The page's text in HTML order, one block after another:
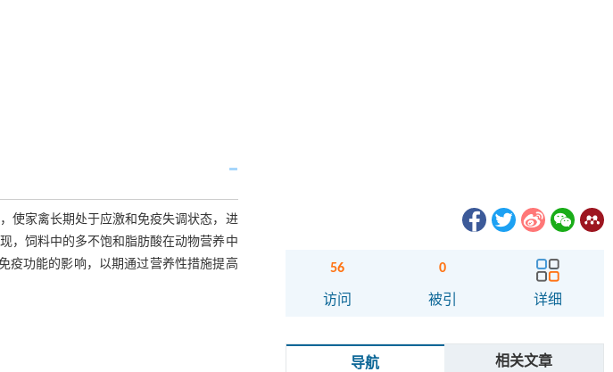
使家禽长期处于应激和免疫失调状态，进
，饲料中的多不饱和脂肪酸在动物营养中
疫功能的影响，以期通过营养性措施提高
56
访问
0
被引 详细
导航 相关文章